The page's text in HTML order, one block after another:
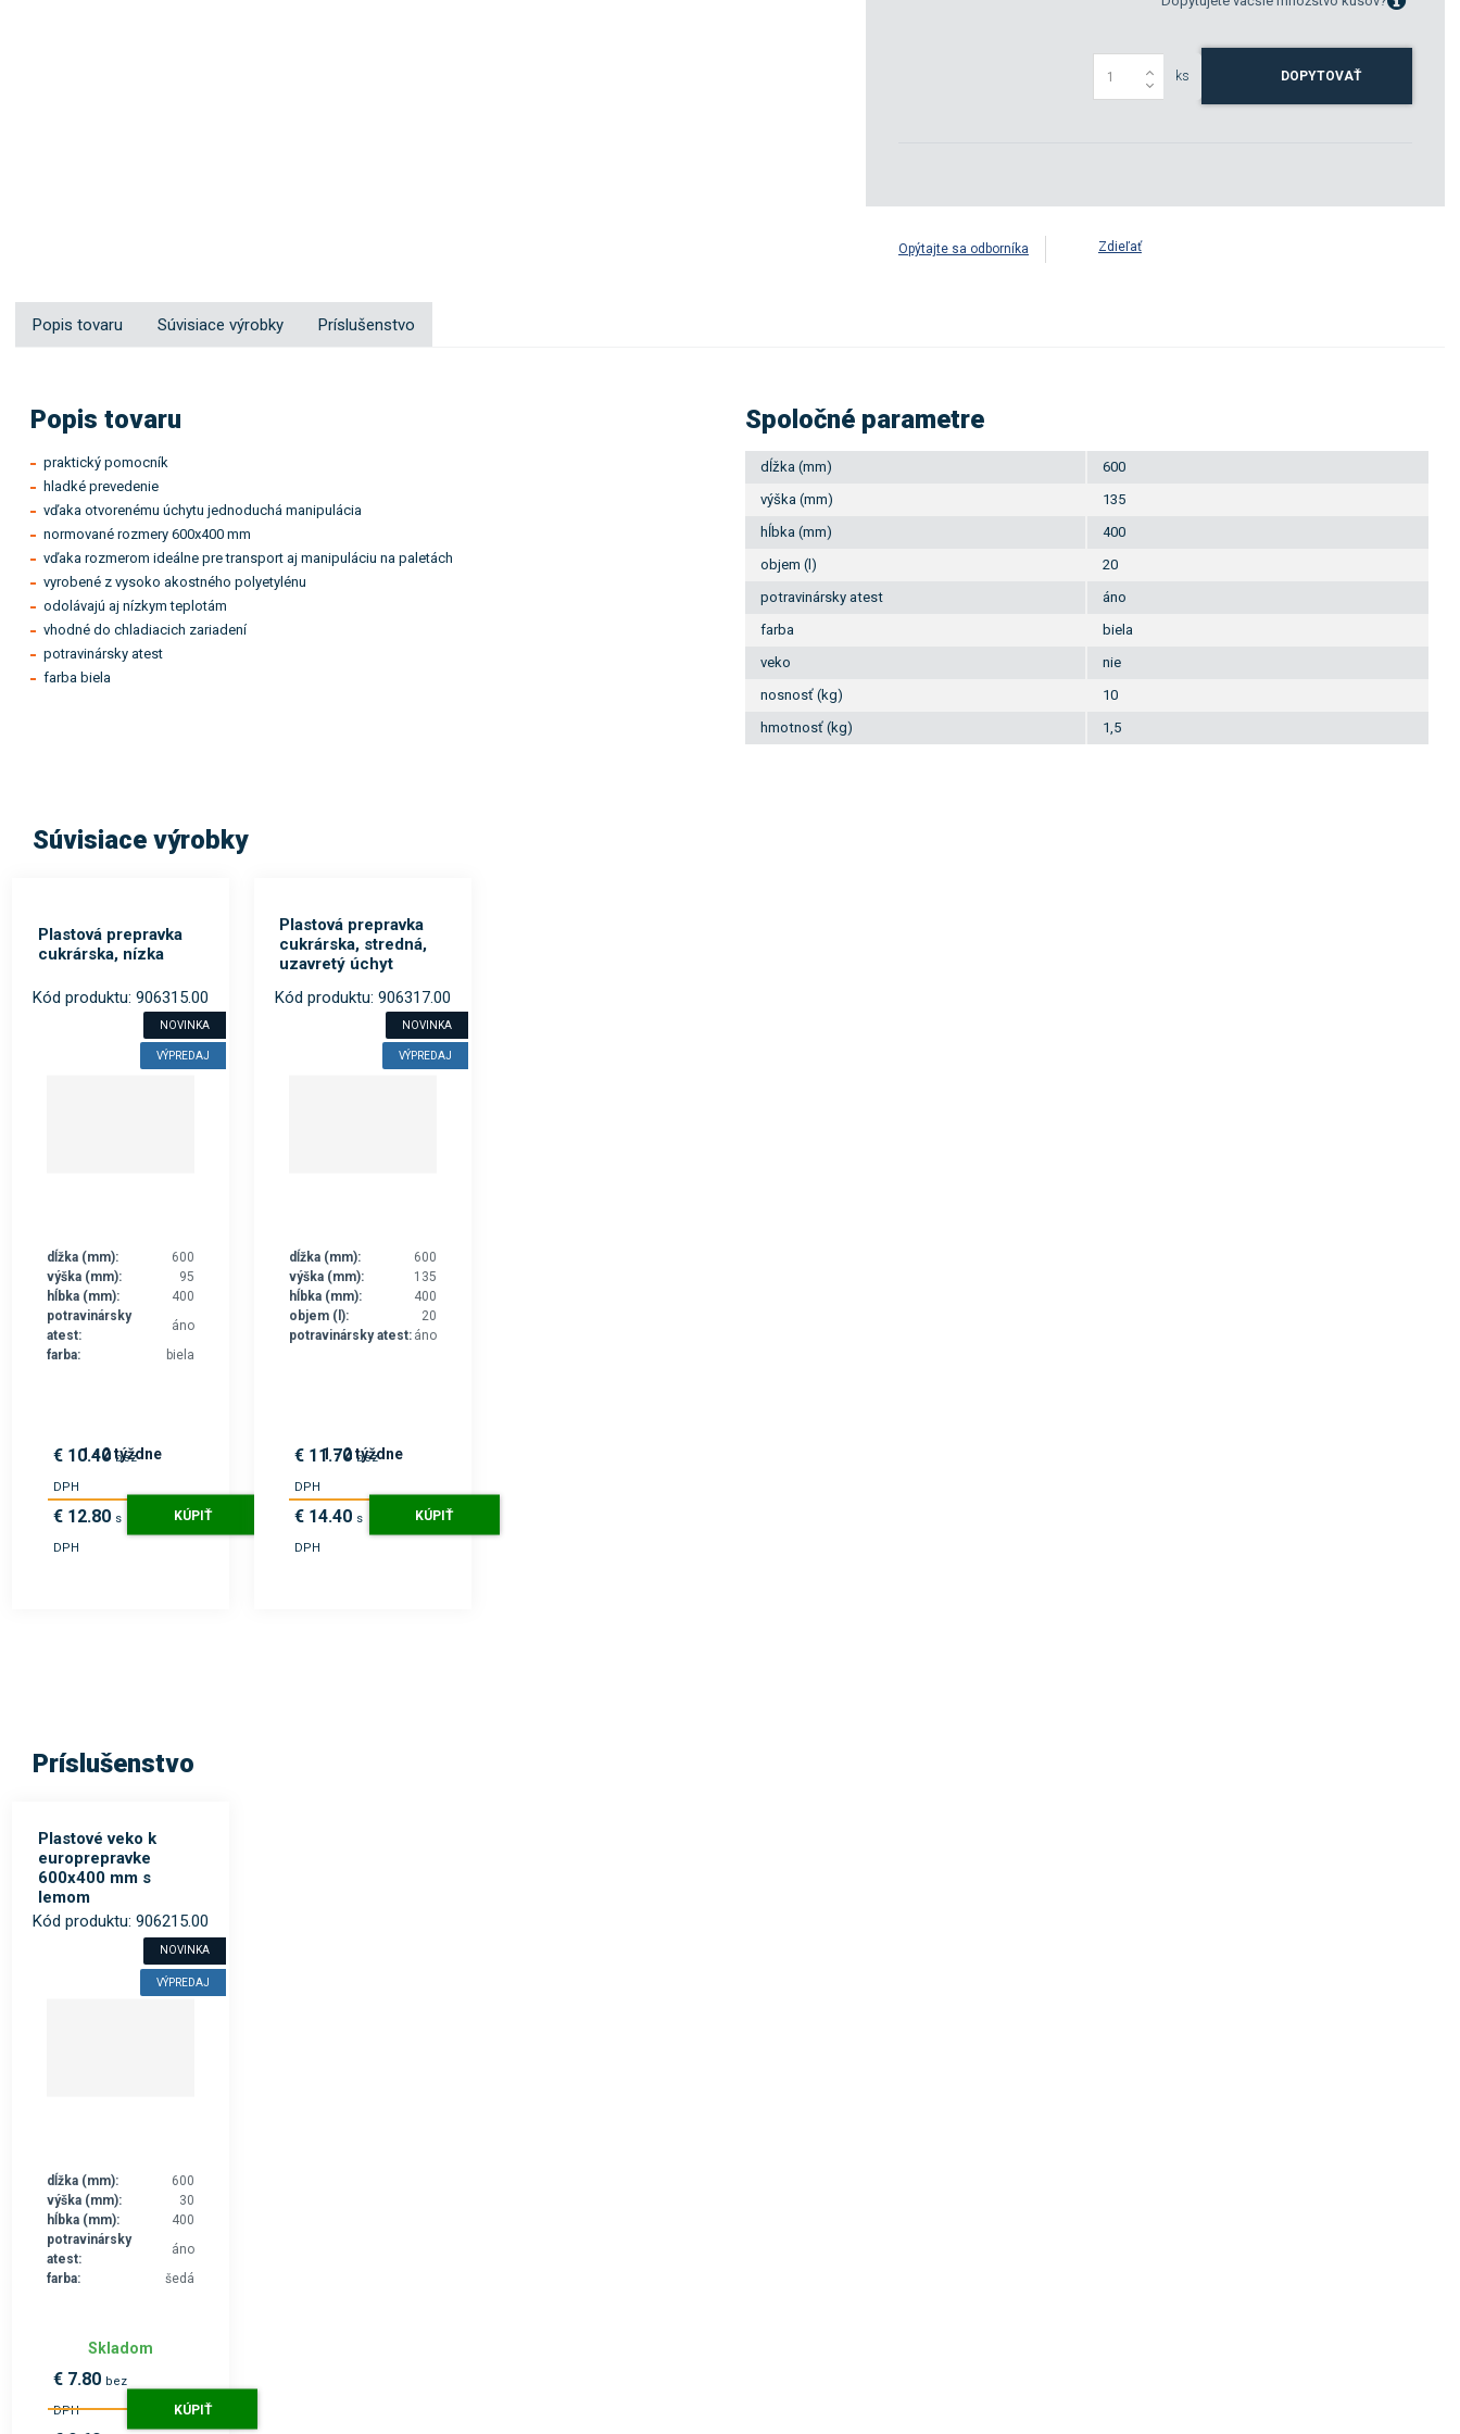
ks DOPYTOVAŤ
Opýtajte sa odborníka Zdieľať
Popis tovaru Súvisiace výrobky Príslušenstvo
Popis tovaru
praktický pomocník
hladké prevedenie
vďaka otvorenému úchytu jednoduchá manipulácia
normované rozmery 600x400 mm
vďaka rozmerom ideálne pre transport aj manipuláciu na paletách
vyrobené z vysoko akostného polyetylénu
odolávajú aj nízkym teplotám
vhodné do chladiacich zariadení
potravinársky atest
farba biela
Spoločné parametre
dĺžka (mm)
600
výška (mm)
135
hĺbka (mm)
400
objem (l)
20
potravinársky atest
áno
farba
biela
veko
nie
nosnosť (kg)
10
hmotnosť (kg)
1,5
Súvisiace výrobky
Plastová prepravka
cukrárska, nízka
Kód produktu: 906315.00
NOVINKA
VÝPREDAJ
dĺžka (mm):
600
výška (mm):
95
hĺbka (mm):
400
potravinársky
atest:
áno
farba:
biela
€ 10.40bez
DPH
€ 12.80 s
DPH
1 - 2 týždne
KÚPIŤ
Plastová prepravka
cukrárska, stredná,
uzavretý úchyt
Kód produktu: 906317.00
NOVINKA
VÝPREDAJ
dĺžka (mm):
600
výška (mm):
135
hĺbka (mm):
400
objem (l):
20
potravinársky atest: áno
€ 11.70bez
DPH
€ 14.40 s
DPH
1 - 2 týždne
KÚPIŤ
Príslušenstvo
Plastové veko k
europrepravke
600x400 mm s
lemom
Kód produktu: 906215.00
NOVINKA
VÝPREDAJ
dĺžka (mm):
600
výška (mm):
30
hĺbka (mm):
400
potravinársky
atest:
áno
farba:
šedá
€ 7.80 bez
DPH
Skladom
KÚPIŤ